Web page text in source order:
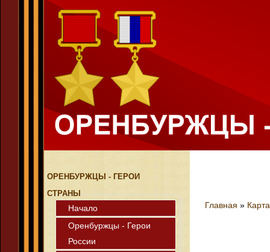
ОРЕНБУРЖЦЫ - ГЕРОИ
СТРАНЫ
Начало
Оренбуржцы - Герои
России
Главная » Карта